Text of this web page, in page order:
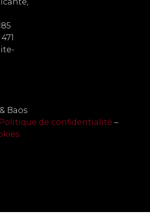
Baos
Politique de confidentialité –